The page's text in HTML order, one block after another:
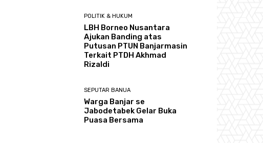
POLITIK & HUKUM
LBH Borneo Nusantara
Ajukan Banding atas
Putusan PTUN Banjarmasin
Terkait PTDH Akhmad
Rizaldi
SEPUTAR BANUA
Warga Banjar se
Jabodetabek Gelar Buka
Puasa Bersama